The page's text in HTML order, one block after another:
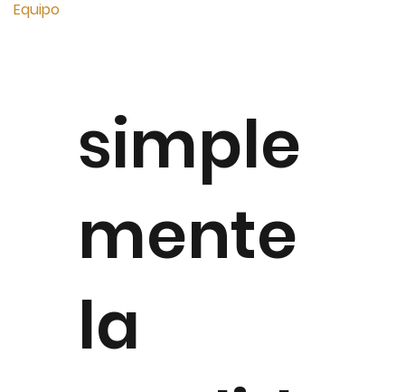
Equipo
simple
mente
la